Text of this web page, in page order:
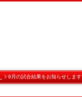
9月の試合結果をお知らせします